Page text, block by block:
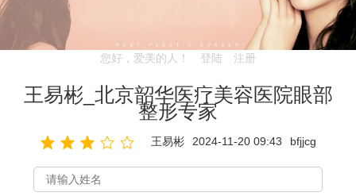
您好，爱美的人！ 登陆 注册
王易彬_北京韶华医疗美容医院眼部
整形专家
王易彬 2024-11-20 09:43 bfjjcg